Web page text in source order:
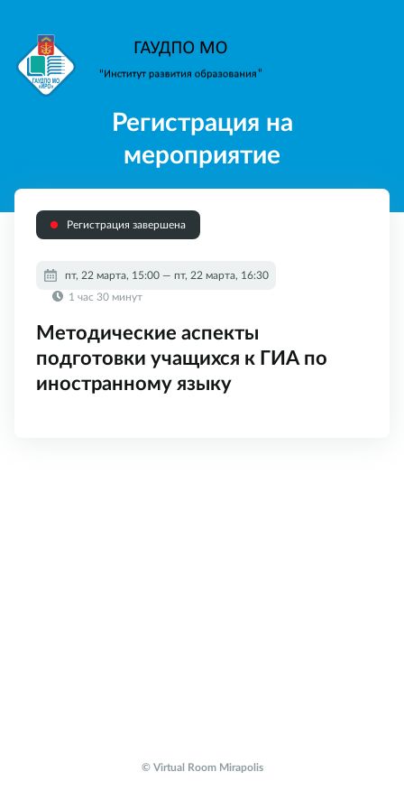
Регистрация на
мероприятие
Регистрация завершена
пт, 22 марта, 15:00 — пт, 22 марта, 16:30
1 час 30 минут
Методические аспекты
подготовки учащихся к ГИА по
иностранному языку
© Virtual Room Mirapolis